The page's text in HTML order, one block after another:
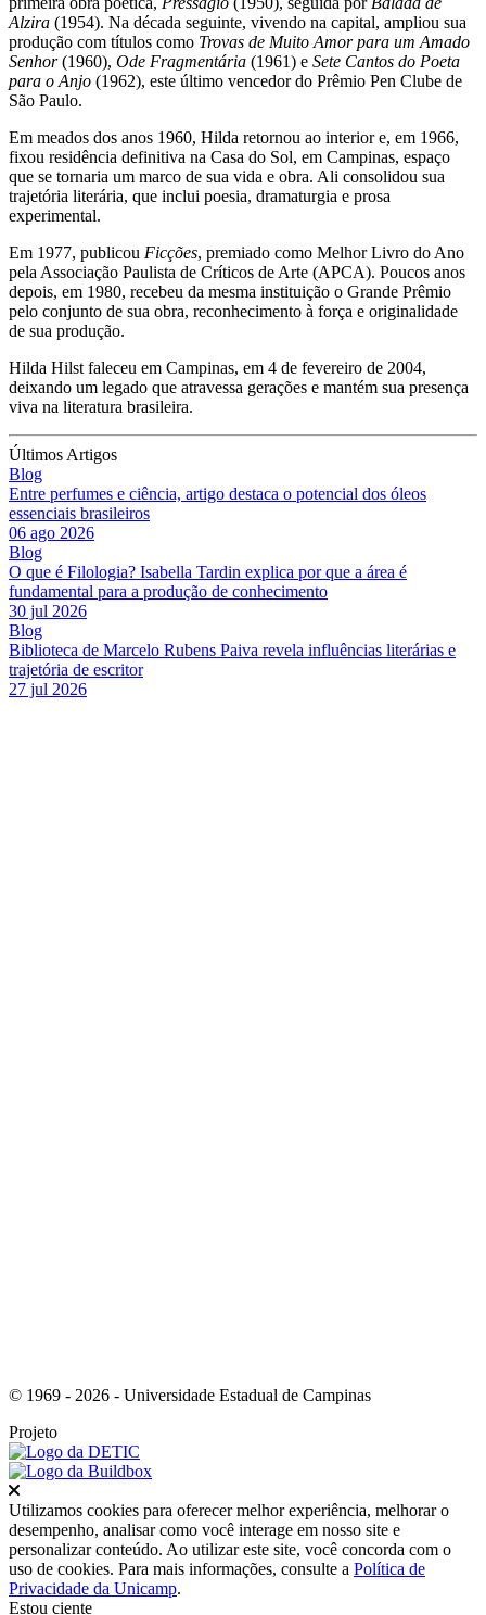
Alzira (1954). Na década seguinte, vivendo na capital, ampliou sua
produção com títulos como Trovas de Muito Amor para um Amado
Senhor(1960), Ode Fragmentária (1961) e Sete Cantos do Poeta
para o Anjo (1962), este último vencedor do Prêmio Pen Clube de
São Paulo.
Em meados dos anos 1960, Hilda retornou ao interior e, em 1966,
fixou residência definitiva na Casa do Sol, em Campinas, espaço
que se tornaria um marco de sua vida e obra. Ali consolidou sua
trajetória literária, que inclui poesia, dramaturgia e prosa
experimental.
Em 1977, publicou Ficções, premiado como Melhor Livro do Ano
pela Associação Paulista de Críticos de Arte (APCA). Poucos anos
depois, em 1980, recebeu da mesma instituição o Grande Prêmio
pelo conjunto de sua obra, reconhecimento à força e originalidade
de sua produção.
Hilda Hilst faleceu em Campinas, em 4 de fevereiro de 2004,
deixando um legado que atravessa gerações e mantém sua presença
viva na literatura brasileira.
Últimos Artigos
Blog
Entre perfumes e ciência, artigo destaca o potencial dos óleos
essenciais brasileiros
06 ago 2026
Blog
O que é Filologia? Isabella Tardin explica por que a área é
fundamental para a produção de conhecimento
30 jul 2026
Blog
Biblioteca de Marcelo Rubens Paiva revela influências literárias e
trajetória de escritor
27 jul 2026
© 1969 - 2026 - Universidade Estadual de Campinas
Projeto
Fechar
Utilizamos cookies para oferecer melhor experiência, melhorar o
desempenho, analisar como você interage em nosso site e
personalizar conteúdo. Ao utilizar este site, você concorda com o
uso de cookies. Para mais informações, consulte a Política de
Privacidade da Unicamp.
Estou ciente